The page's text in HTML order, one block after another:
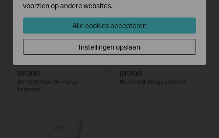
RE300
AC1200 Mesh Wifi Range
Extender
RE200
AC750 Wifi Range Extender
voorzien op andere websites.
Alle cookies accepteren
Instellingen opslaan